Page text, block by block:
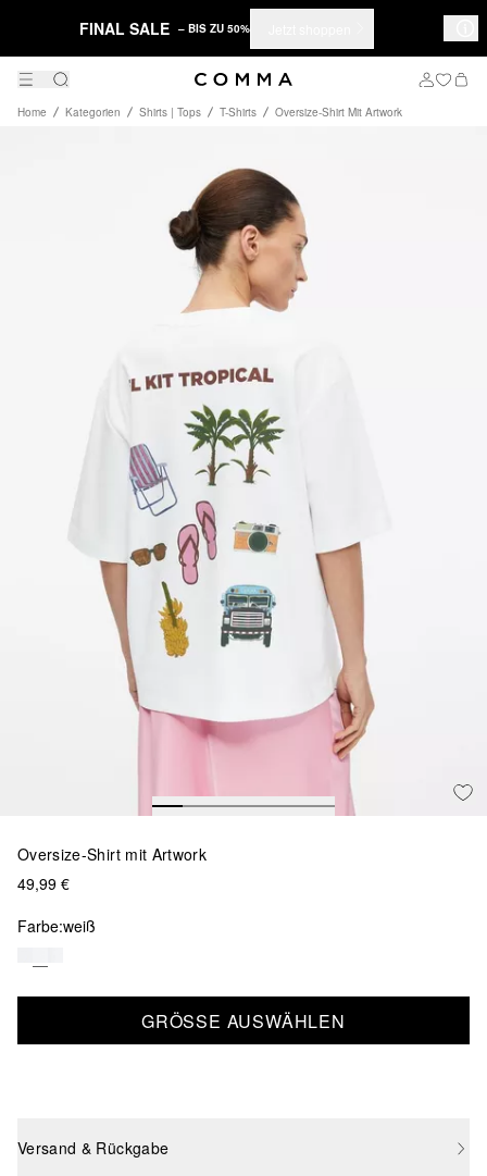
FINAL SALE – BIS ZU 50%
Home Kategorien Shirts | Tops T-Shirts Oversize-Shirt Mit Artwork
Oversize-Shirt mit Artwork
49,99 €
Farbe:weiß
GRÖSSE AUSWÄHLEN
Versand & Rückgabe